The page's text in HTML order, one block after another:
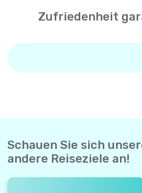
Zufriedenheit
Schauen Sie sich
andere Reiseziele an!